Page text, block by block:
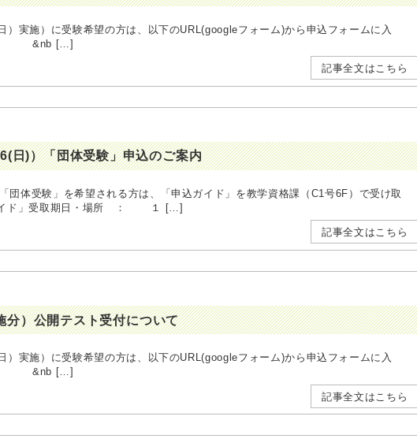
実施）に受験希望の方は、以下のURL(googleフォーム)から申込フォームに入
&nb […]
記事全文はこちら
日)）「団体受験」申込のご案内
体受験」を希望される方は、「申込ガイド」を教学資格課（C1号6F）で受け取
イド」受取期日・場所 ： １ […]
記事全文はこちら
）公開テスト受付について
実施）に受験希望の方は、以下のURL(googleフォーム)から申込フォームに入
&nb […]
記事全文はこちら